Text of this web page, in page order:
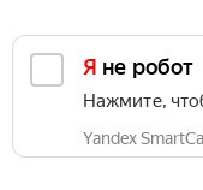
Я не робот
Нажмите,
Yandex